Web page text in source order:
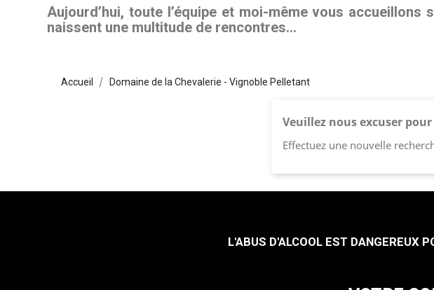
Aujourd’hui, toute l’équipe et moi-même vous
naissent une multitude de rencontres…
Accueil Domaine de la Chevalerie - Vignoble Pelletant
Veuillez nous excuser
Effectuez une nouvelle
L'ABUS D'ALCOOL EST DANGEREUX